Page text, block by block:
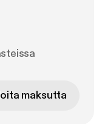
maksutta